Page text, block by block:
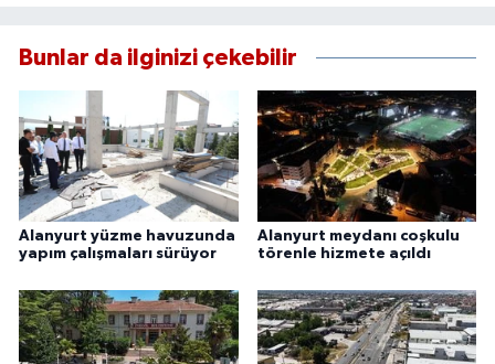
Bunlar da ilginizi çekebilir
Alanyurt yüzme havuzunda
yapım çalışmaları sürüyor
Alanyurt meydanı coşkulu
törenle hizmete açıldı